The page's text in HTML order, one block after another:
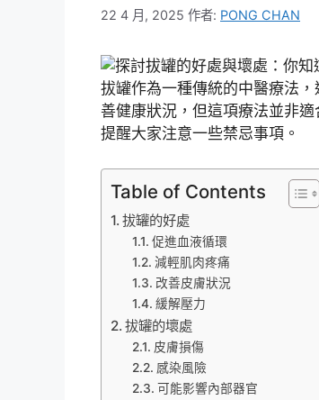
22 4 月, 2025 作者: PONG CHAN
拔罐作為一種傳統的中醫療法
善健康狀況，但這項療法並非
提醒大家注意一些禁忌事項。
Table of Contents
拔罐的好處
促進血液循環
減輕肌肉疼痛
改善皮膚狀況
緩解壓力
拔罐的壞處
皮膚損傷
感染風險
可能影響內部器官